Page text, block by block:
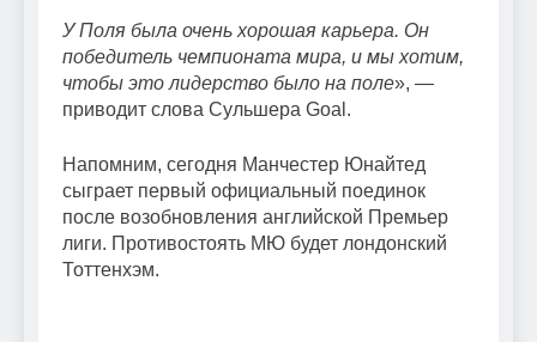
У Поля была очень хорошая карьера. Он
победитель чемпионата мира, и мы хотим,
чтобы это лидерство было на поле», —
приводит слова Сульшера Goal.
Напомним, сегодня Манчестер Юнайтед
сыграет первый официальный поединок
после возобновления английской Премьер
лиги. Противостоять МЮ будет лондонский
Тоттенхэм.